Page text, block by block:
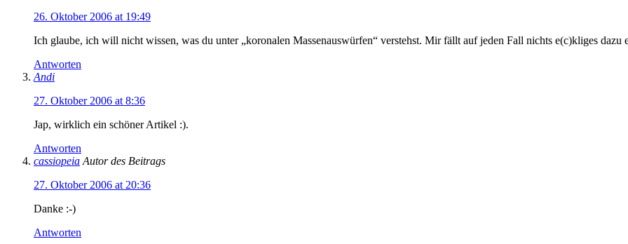
26. Oktober 2006 at 19:49
Ich glaube, ich will nicht wissen, was du unter „koronalen Massenauswürfen“ verstehst. Mir fällt auf jeden Fall nichts e(c)kliges dazu
Antworten
Andi
27. Oktober 2006 at 8:36
Jap, wirklich ein schöner Artikel :).
Antworten
cassiopeia Autor des Beitrags
27. Oktober 2006 at 20:36
Danke :-)
Antworten